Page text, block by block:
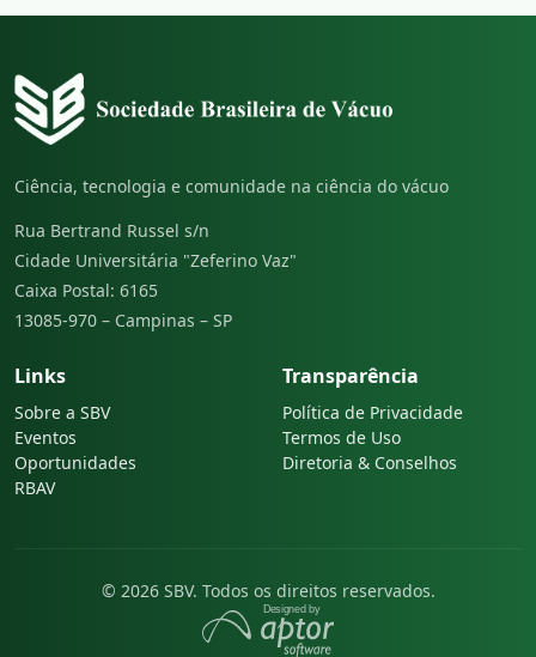
Ciência, tecnologia e comunidade na ciência do vácuo
Rua Bertrand Russel s/n
Cidade Universitária "Zeferino Vaz"
Caixa Postal: 6165
13085-970 – Campinas – SP
Links
Sobre a SBV
Eventos
Oportunidades
RBAV
Transparência
Política de Privacidade
Termos de Uso
Diretoria & Conselhos
© 2026 SBV. Todos os direitos reservados.